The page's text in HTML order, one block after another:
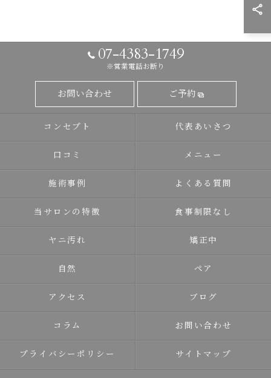
07-4383-1749
※営業電話お断り
お問い合わせ ご予約
コンセプト 代表あいさつ
口コミ メニュー
施術事例 よくある質問
当サロンの特徴 食事制限なし
ヤニ汚れ 矯正中
自然 ペア
アクセス ブログ
コラム お問い合わせ
プライバシーポリシー サイトマップ